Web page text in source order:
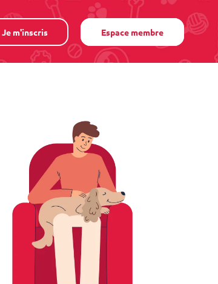
Je m'inscris Espace membre